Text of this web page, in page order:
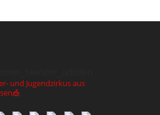
und Jugendzirkus aus